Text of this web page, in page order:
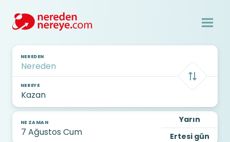
NEREDEN
NEREYE
NE ZAMAN
Yarın
Ertesi gün